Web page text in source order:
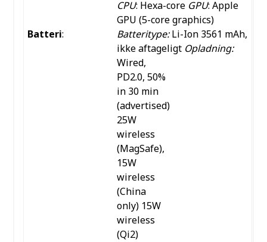
CPU: Hexa-core GPU: Apple
GPU (5-core graphics)
Batteri: Batteritype:Li-Ion 3561 mAh,
ikke aftageligt Opladning:
Wired,
PD2.0, 50%
in 30 min
(advertised)
25W
wireless
(MagSafe),
15W
wireless
(China
only)15W
wireless
(Qi2)